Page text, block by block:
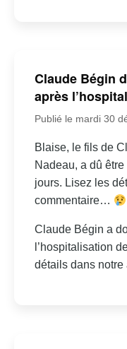
Claude Bégin
après
Publié le mardi 30
Blaise, le fils de
Nadeau, a dû
jours. Lisez les
commentaire…
Claude Bégin a
l’hospitalisation
détails dans notre